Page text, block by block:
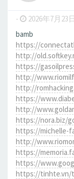
- 2026年7月23
bamb
https://
http://
https://
http://
http://
https://
http://
https://nora.biz/
https://michelle-
http://
https://
https://
https://tinhte.vn/